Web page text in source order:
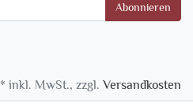
Abonnieren
* inkl. MwSt., zzgl.Versandkosten